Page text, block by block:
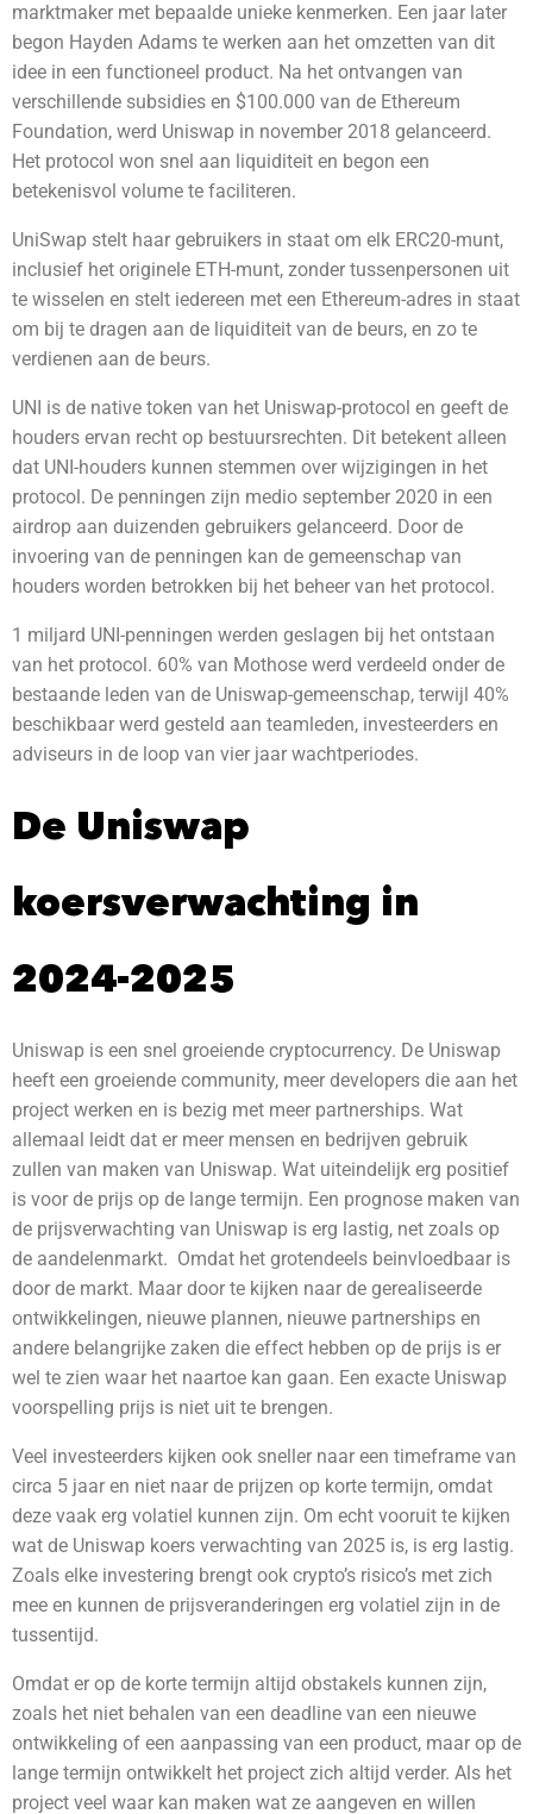
marktmaker met bepaalde unieke kenmerken. Een jaar later
begon Hayden Adams te werken aan het omzetten van dit
idee in een functioneel product. Na het ontvangen van
verschillende subsidies en $100.000 van de Ethereum
Foundation, werd Uniswap in november 2018 gelanceerd.
Het protocol won snel aan liquiditeit en begon een
betekenisvol volume te faciliteren.
UniSwap stelt haar gebruikers in staat om elk ERC20-munt,
inclusief het originele ETH-munt, zonder tussenpersonen uit
te wisselen en stelt iedereen met een Ethereum-adres in staat
om bij te dragen aan de liquiditeit van de beurs, en zo te
verdienen aan de beurs.
UNI is de native token van het Uniswap-protocol en geeft de
houders ervan recht op bestuursrechten. Dit betekent alleen
dat UNI-houders kunnen stemmen over wijzigingen in het
protocol. De penningen zijn medio september 2020 in een
airdrop aan duizenden gebruikers gelanceerd. Door de
invoering van de penningen kan de gemeenschap van
houders worden betrokken bij het beheer van het protocol.
1 miljard UNI-penningen werden geslagen bij het ontstaan
van het protocol. 60% van Mothose werd verdeeld onder de
bestaande leden van de Uniswap-gemeenschap, terwijl 40%
beschikbaar werd gesteld aan teamleden, investeerders en
adviseurs in de loop van vier jaar wachtperiodes.
De Uniswap
koersverwachting in
2024-2025
Uniswap is een snel groeiende cryptocurrency. De Uniswap
heeft een groeiende community, meer developers die aan het
project werken en is bezig met meer partnerships. Wat
allemaal leidt dat er meer mensen en bedrijven gebruik
zullen van maken van Uniswap. Wat uiteindelijk erg positief
is voor de prijs op de lange termijn. Een prognose maken van
de prijsverwachting van Uniswap is erg lastig, net zoals op
de aandelenmarkt. Omdat het grotendeels beinvloedbaar is
door de markt. Maar door te kijken naar de gerealiseerde
ontwikkelingen, nieuwe plannen, nieuwe partnerships en
andere belangrijke zaken die effect hebben op de prijs is er
wel te zien waar het naartoe kan gaan. Een exacte Uniswap
voorspelling prijs is niet uit te brengen.
Veel investeerders kijken ook sneller naar een timeframe van
circa 5 jaar en niet naar de prijzen op korte termijn, omdat
deze vaak erg volatiel kunnen zijn. Om echt vooruit te kijken
wat de Uniswap koers verwachting van 2025 is, is erg lastig.
Zoals elke investering brengt ook crypto’s risico’s met zich
mee en kunnen de prijsveranderingen erg volatiel zijn in de
tussentijd.
Omdat er op de korte termijn altijd obstakels kunnen zijn,
zoals het niet behalen van een deadline van een nieuwe
ontwikkeling of een aanpassing van een product, maar op de
lange termijn ontwikkelt het project zich altijd verder. Als het
project veel waar kan maken wat ze aangeven en willen